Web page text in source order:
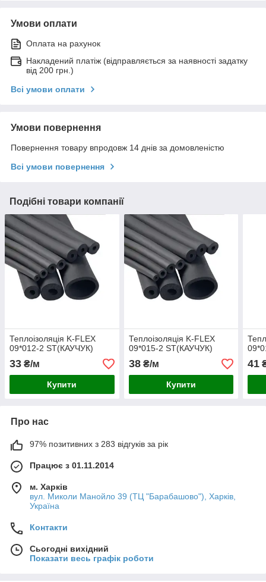
Умови оплати
Оплата на рахунок
Накладений платіж (відправляється за наявності задатку
від 200 грн.)
Всі умови оплати
Умови повернення
Повернення товару впродовж 14 днів за домовленістю
Всі умови повернення
Подібні товари компанії
Теплоізоляція K-FLEX
09*012-2 ST(КАУЧУК)
33 ₴/м
Купити
Теплоізоляція K-FLEX
09*015-2 ST(КАУЧУК)
38₴/м
Купити
41
Про нас
97% позитивних з 283 відгуків за рік
Працює з 01.11.2014
м. Харків
вул. Миколи Манойло 39 (ТЦ "Барабашово"), Харків,
Україна
Контакти
Сьогодні вихідний
Показати весь графік роботи